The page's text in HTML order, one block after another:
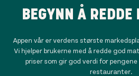
BEGYNN Å REDDE
Appen vår er verdens største
Vi hjelper brukerne med å redde god
priser som gir god verdi for
restauranter.